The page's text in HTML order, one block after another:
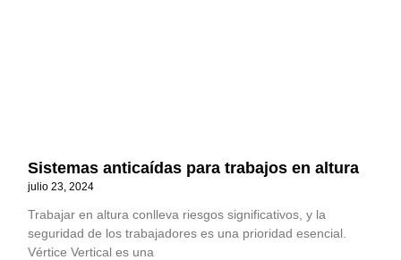
Sistemas anticaídas para trabajos en altura
julio 23, 2024
Trabajar en altura conlleva riesgos significativos, y la
seguridad de los trabajadores es una prioridad esencial.
Vértice Vertical es una